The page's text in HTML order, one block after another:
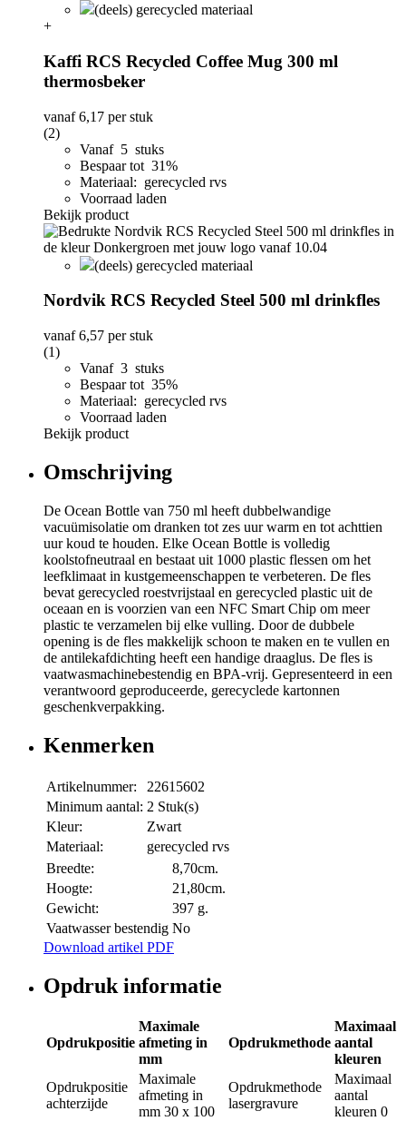
(deels) gerecycled materiaal
+
Kaffi RCS Recycled Coffee Mug 300 ml
thermosbeker
vanaf6,17 per stuk
(2)
Vanaf 5 stuks
Bespaar tot 31%
Materiaal: gerecycled rvs
Voorraad laden
Bekijk product
(deels) gerecycled materiaal
Nordvik RCS Recycled Steel 500 ml drinkfles
vanaf6,57 per stuk
(1)
Vanaf 3 stuks
Bespaar tot 35%
Materiaal: gerecycled rvs
Voorraad laden
Bekijk product
Omschrijving
De Ocean Bottle van 750 ml heeft dubbelwandige
vacuümisolatie om dranken tot zes uur warm en tot achttien
uur koud te houden. Elke Ocean Bottle is volledig
koolstofneutraal en bestaat uit 1000 plastic flessen om het
leefklimaat in kustgemeenschappen te verbeteren. De fles
bevat gerecycled roestvrijstaal en gerecycled plastic uit de
oceaan en is voorzien van een NFC Smart Chip om meer
plastic te verzamelen bij elke vulling. Door de dubbele
opening is de fles makkelijk schoon te maken en te vullen en
de antilekafdichting heeft een handige draaglus. De fles is
vaatwasmachinebestendig en BPA-vrij. Gepresenteerd in een
verantwoord geproduceerde, gerecyclede kartonnen
geschenkverpakking.
Kenmerken
Artikelnummer:
22615602
Minimum aantal: 2 Stuk(s)
Kleur:
Zwart
Materiaal:
gerecycled rvs
Breedte:
8,70cm.
Hoogte:
21,80cm.
Gewicht:
397 g.
Vaatwasser bestendig No
Download artikel PDF
Opdruk informatie
Opdrukpositie
Maximale
afmeting in
mm
Opdrukmethode
Maximaal
aantal
kleuren
Opdrukpositie
achterzijde
Maximale
afmeting in
mm 30 x 100
Opdrukmethode
lasergravure
Maximaal
aantal
kleuren 0